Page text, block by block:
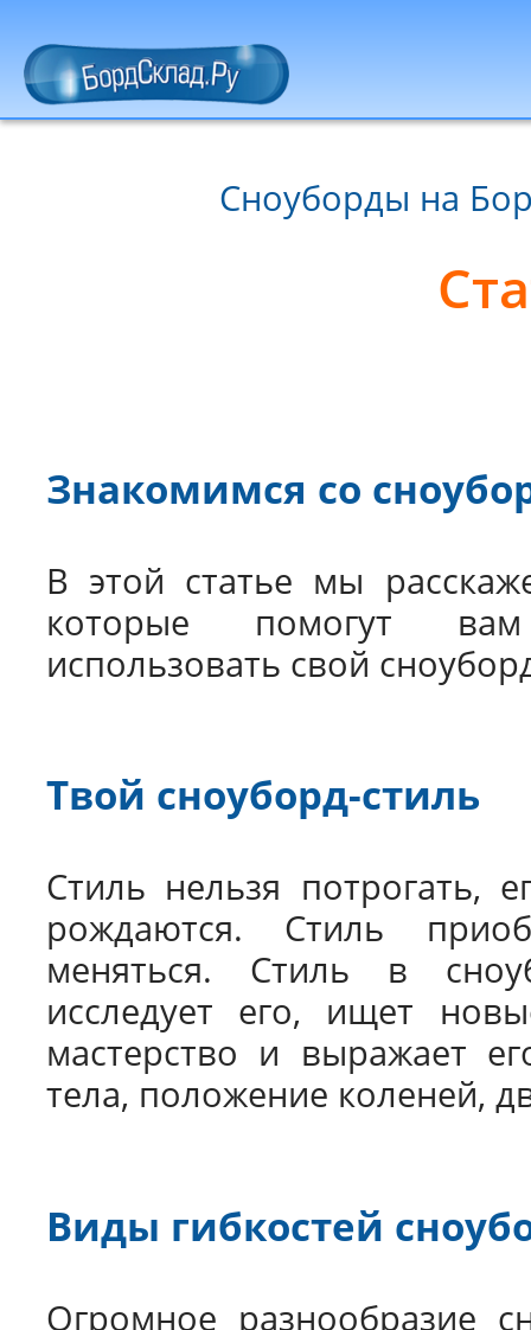
Сноуборды на
Знакомимся со
В этой статье мы
которые помогут
использовать свой
Твой сноуборд-стиль
Стиль нельзя потрогать,
рождаются. Стиль
меняться. Стиль в
исследует его, ищет
мастерство и выражает
тела, положение коленей,
Виды гибкостей
Огромное разнообразие